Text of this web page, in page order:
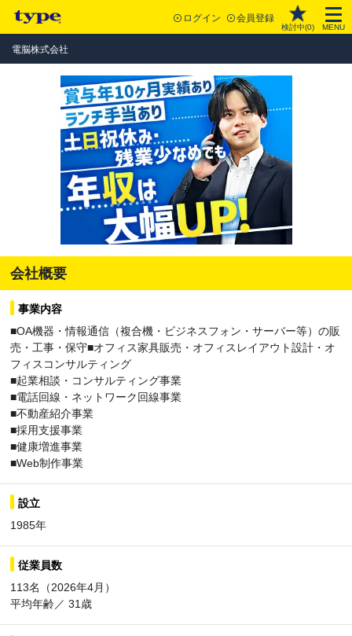
ログイン 会員登録
検討中(0) MENU
電脳株式会社
会社概要
事業内容
■OA機器・情報通信（複合機・ビジネスフォン・サーバー等）の販
売・⼯事・保守■オフィス家具販売・オフィスレイアウト設計・オ
フィスコンサルティング
■起業相談・コンサルティング事業
■電話回線・ネットワーク回線事業
■不動産紹介事業
■採⽤⽀援事業
■健康増進事業
■Web制作事業
設立
1985年
従業員数
113名（2026年4⽉）
平均年齢／ 31歳